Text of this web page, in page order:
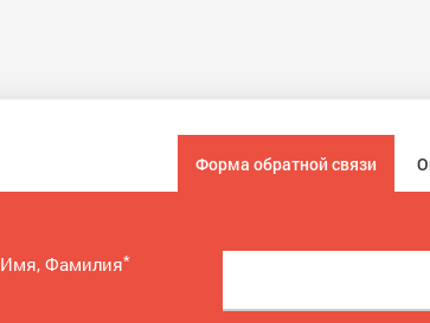
Форма обратной связи
Имя, Фамилия*